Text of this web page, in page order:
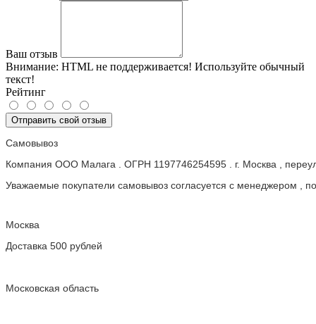
Ваш отзыв
Внимание: HTML не поддерживается! Используйте обычный
текст!
Рейтинг
Отправить свой отзыв
Самовывоз
Компания ООО Малага . ОГРН 1197746254595 . г. Москва ,
Уважаемые покупатели самовывоз согласуется с менеджером ,
Москва
Доставка 500 рублей
Московская область